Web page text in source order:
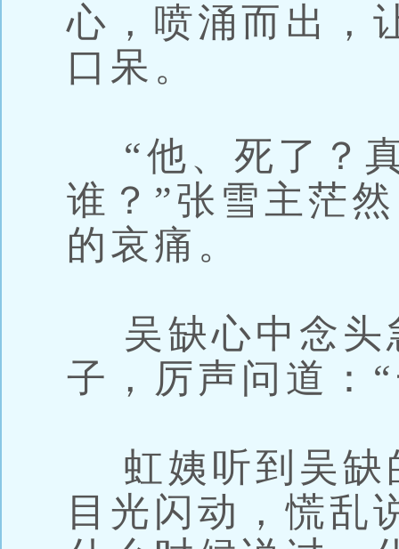
心，喷涌而出，
口呆。
“他、死了？
谁？”张雪主茫
的哀痛。
吴缺心中念头
子，厉声问道：
虹姨听到吴缺
目光闪动，慌乱